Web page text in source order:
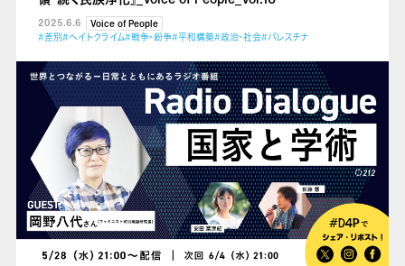
2025.6.6
Voice of People
#差別#ヘイトクライム#戦争・紛争#平和構築#政治・社会#パレスチナ